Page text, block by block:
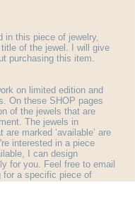
in this piece of jewelry,
of the jewel. I will give
purchasing this item.
on limited edition and
On these SHOP pages
of the jewels that are
The jewels in
marked ‘available’ are
interested in a piece
I can design
for you. Feel free to email
for a specific piece of